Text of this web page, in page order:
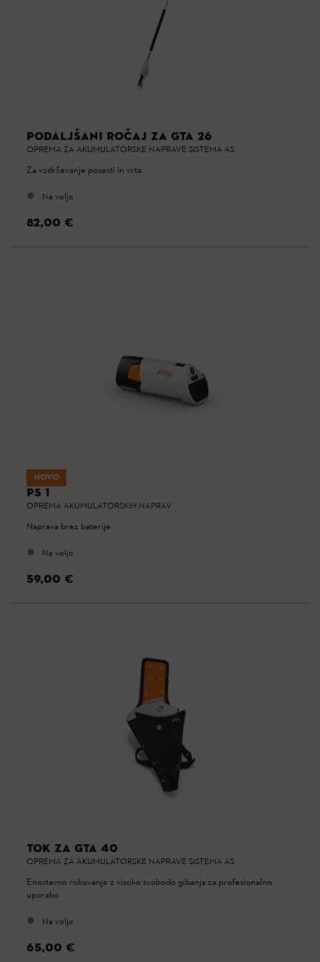
PODALJŠANI ROČAJ ZA GTA 26
OPREMA ZA AKUMULATORSKE NAPRAVE SISTEMA AS
Za vzdrževanje posesti in vrta
Na voljo
82,00 €
NOVO
PS 1
OPREMA AKUMULATORSKIH NAPRAV
Naprava brez baterije
Na voljo
59,00 €
TOK ZA GTA 40
OPREMA ZA AKUMULATORSKE NAPRAVE SISTEMA AS
Enostavno rokovanje z visoko svobodo gibanja za profesionalno
uporabo
Na voljo
65,00 €